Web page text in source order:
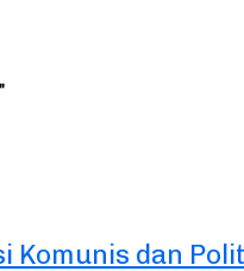
Komunis dan